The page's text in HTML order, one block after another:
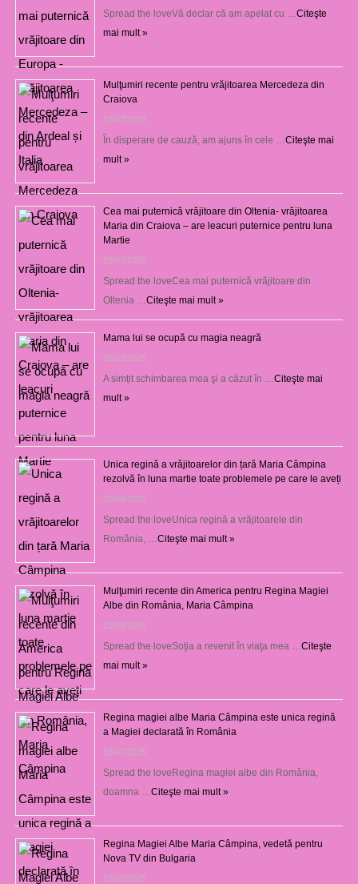
Spread the loveVă declar că am apelat cu … Citeşte
mai mult »
Mulţumiri recente pentru vrăjitoarea Mercedeza din
Craiova
22/07/2026
În disperare de cauză, am ajuns în cele … Citeşte mai
mult »
Cea mai puternică vrăjitoare din Oltenia- vrăjitoarea
Maria din Craiova – are leacuri puternice pentru luna
Martie
25/03/2026
Spread the loveCea mai puternică vrăjitoare din
Oltenia … Citeşte mai mult »
Mama lui se ocupă cu magia neagră
05/12/2025
A simțit schimbarea mea şi a căzut în … Citeşte mai
mult »
Unica regină a vrăjitoarelor din țară Maria Câmpina
rezolvă în luna martie toate problemele pe care le aveți
25/09/2025
Spread the loveUnica regină a vrăjitoarele din
România, … Citeşte mai mult »
Mulţumiri recente din America pentru Regina Magiei
Albe din România, Maria Câmpina
23/08/2025
Spread the loveSoţia a revenit în viaţa mea … Citeşte
mai mult »
Regina magiei albe Maria Câmpina este unica regină
a Magiei declarată în România
16/07/2025
Spread the loveRegina magiei albe din România,
doamna … Citeşte mai mult »
Regina Magiei Albe Maria Câmpina, vedetă pentru
Nova TV din Bulgaria
23/05/2025